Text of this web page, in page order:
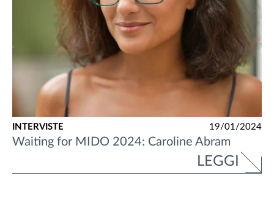
INTERVISTE 19/01/2024
Waiting for MIDO 2024: Caroline Abram
LEGGI